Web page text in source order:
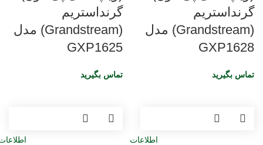
گرنداستریم
(Grandstream) مدل
GXP1628
تماس بگیرید
گرنداستریم
(Grandstream) مدل
GXP1625
تماس بگیرید
اطلاعات